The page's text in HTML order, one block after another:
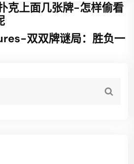
克上面几张牌-怎样偷看
双双牌谜局：胜负一